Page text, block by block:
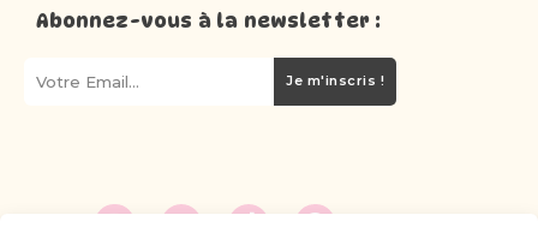
Abonnez-vous à la newsletter :
Je m'inscris !